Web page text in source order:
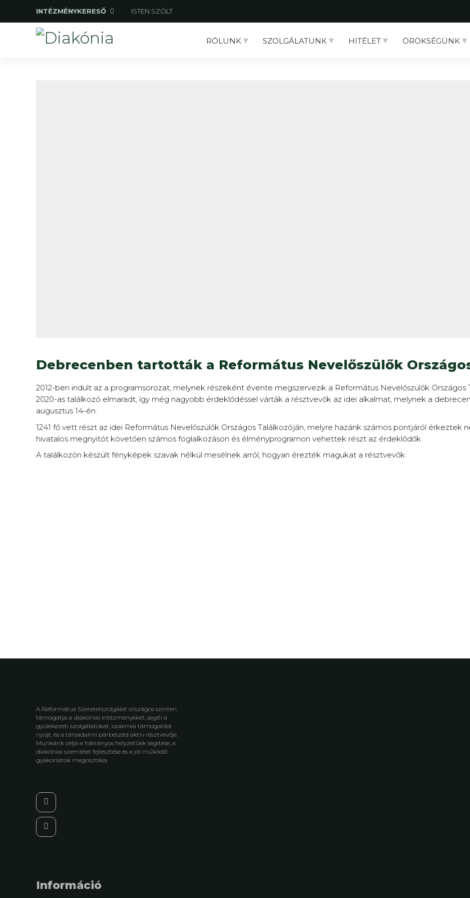
INTÉZMÉNYKERESŐ ISTEN SZÓLT
RÓLUNK SZOLGÁLATUNK HITÉLET ÖRÖKSÉGÜNK
Debrecenben tartották a Református Nevelőszülők
2012-ben indult az a programsorozat, melynek részeként évente megszervezik a Református Nevelőszülők Országos
2020-as találkozó elmaradt, így még nagyobb érdeklődéssel várták a résztvevők az idei alkalmat, melynek a
augusztus 14-én.
1241 fő vett részt az idei Református Nevelőszülők Országos Találkozóján, melyre hazánk számos pontjáról érkeztek
hivatalos megnyitót követően számos foglalkozáson és élményprogramon vehettek részt az érdeklődők.
A találkozón készült fényképek szavak nélkül mesélnek arról, hogyan érezték magukat a résztvevők.
A Református Szeretetszolgálat országos szinten
támogatja a diakóniai intézményeket, segíti a
gyülekezeti szolgálatokat, szakmai támogatást
nyújt, és a társadalmi párbeszéd aktív résztvevője.
Munkánk célja a hátrányos helyzetűek segítése, a
diakóniai szemlélet fejlesztése és a jól működő
gyakorlatok megosztása.
Információ